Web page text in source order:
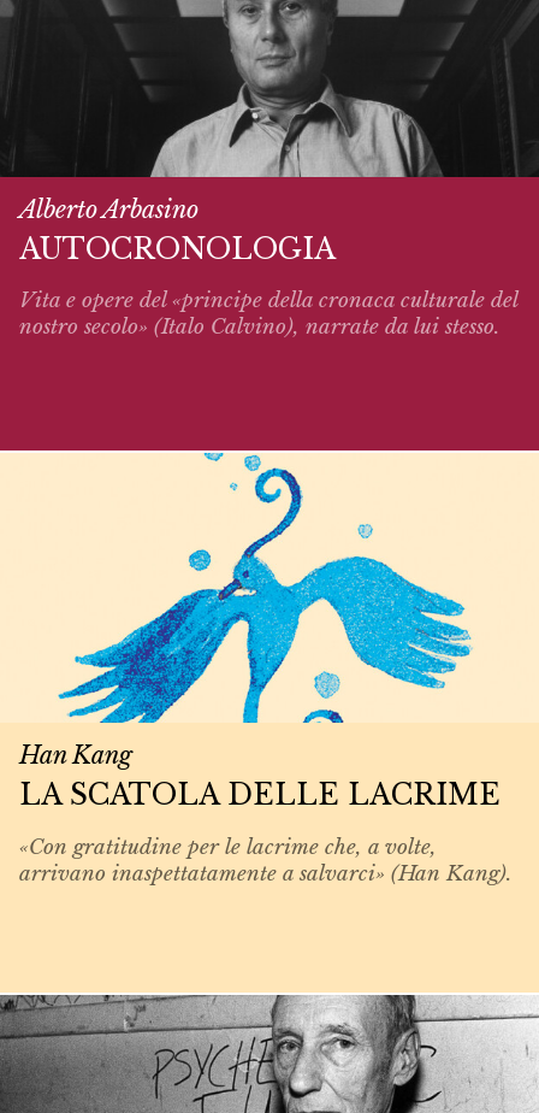
Alberto Arbasino
AUTOCRONOLOGIA
Vita e opere del «principe della cronaca culturale del
nostro secolo» (Italo Calvino), narrate da lui stesso.
Han Kang
LA SCATOLA DELLE LACRIME
«Con gratitudine per le lacrime che, a volte,
arrivano inaspettatamente a salvarci» (Han Kang).